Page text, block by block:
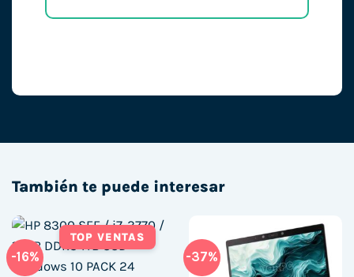
También te puede interesar
-16%
TOP VENTAS
-37%